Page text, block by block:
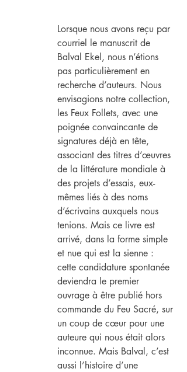
Lorsque nous avons reçu par
courriel le manuscrit de
Balval Ekel, nous n’étions
pas particulièrement en
recherche d’auteurs. Nous
envisagions notre collection,
les Feux Follets, avec une
poignée convaincante de
signatures déjà en tête,
associant des titres d’œuvres
de la littérature mondiale à
des projets d’essais, eux-
mêmes liés à des noms
d’écrivains auxquels nous
tenions. Mais ce livre est
arrivé, dans la forme simple
et nue qui est la sienne :
cette candidature spontanée
deviendra le premier
ouvrage à être publié hors
commande du Feu Sacré, sur
un coup de cœur pour une
auteure qui nous était alors
inconnue. Mais Balval, c’est
aussi l’histoire d’une